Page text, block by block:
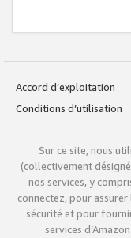
Accord d’exploitation
Conditions d’utilisation
Sur ce site, nous
(collectivement
nos services, y
connectez, pour
sécurité et pour
services